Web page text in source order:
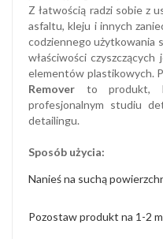
Z łatwością radzi sobie z
asfaltu, kleju i innych
codziennego użytkowania
właściwości
elementów plastikowych.
Remover to produkt,
profesjonalnym studiu
detailingu.
Sposób użycia:
Nanieś na suchą
Pozostaw produkt na 1-2